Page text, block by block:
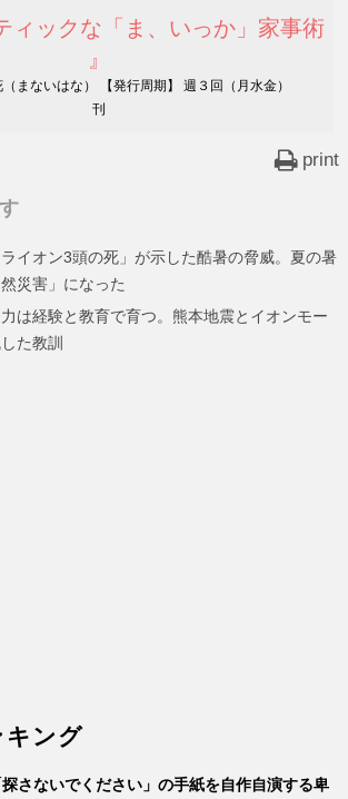
ィックな「ま、いっか」家事術
』
（まないはな） 【発行周期】 週３回（月水金）
刊
print
イオン3頭の死」が示した酷暑の脅威。夏の暑
災害」になった
は経験と教育で育つ。熊本地震とイオンモー
た教訓
キング
探さないでください」の手紙を自作自演する卑